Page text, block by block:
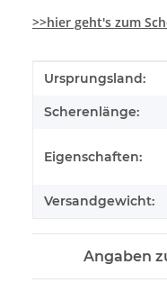
>>hier geht's zum
Produkteigenschaft
Wert
Ursprungsland:
Scherenlänge:
Eigenschaften:
Versandgewicht:
Angaben